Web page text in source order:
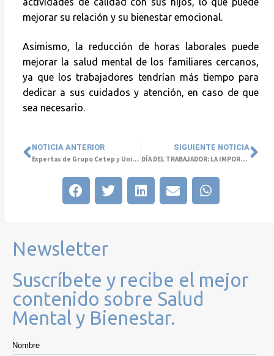
mejorar su relación y su bienestar emocional.
Asimismo, la reducción de horas laborales puede
mejorar la salud mental de los familiares cercanos,
ya que los trabajadores tendrían más tiempo para
dedicar a sus cuidados y atención, en caso de que
sea necesario.
NOTICIA ANTERIOR
Expertas de Grupo Cetep y Universidad Santo Tomás darán charla sobre Salud Mental y Perspectiva de Género
SIGUIENTE NOTICIA
DÍA DEL TRABAJADOR: LA IMPORTANCIA DE CAPACITARSE EN TEMAS DE SALUD MENTAL PERMITE UN MEJOR ENTORNO LABORAL Y PERSONAL
Newsletter
Suscríbete y recibe el mejor
contenido sobre Salud
Mental y Bienestar.